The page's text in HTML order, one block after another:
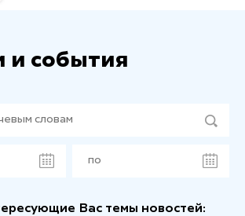
и события
Вас темы новостей: